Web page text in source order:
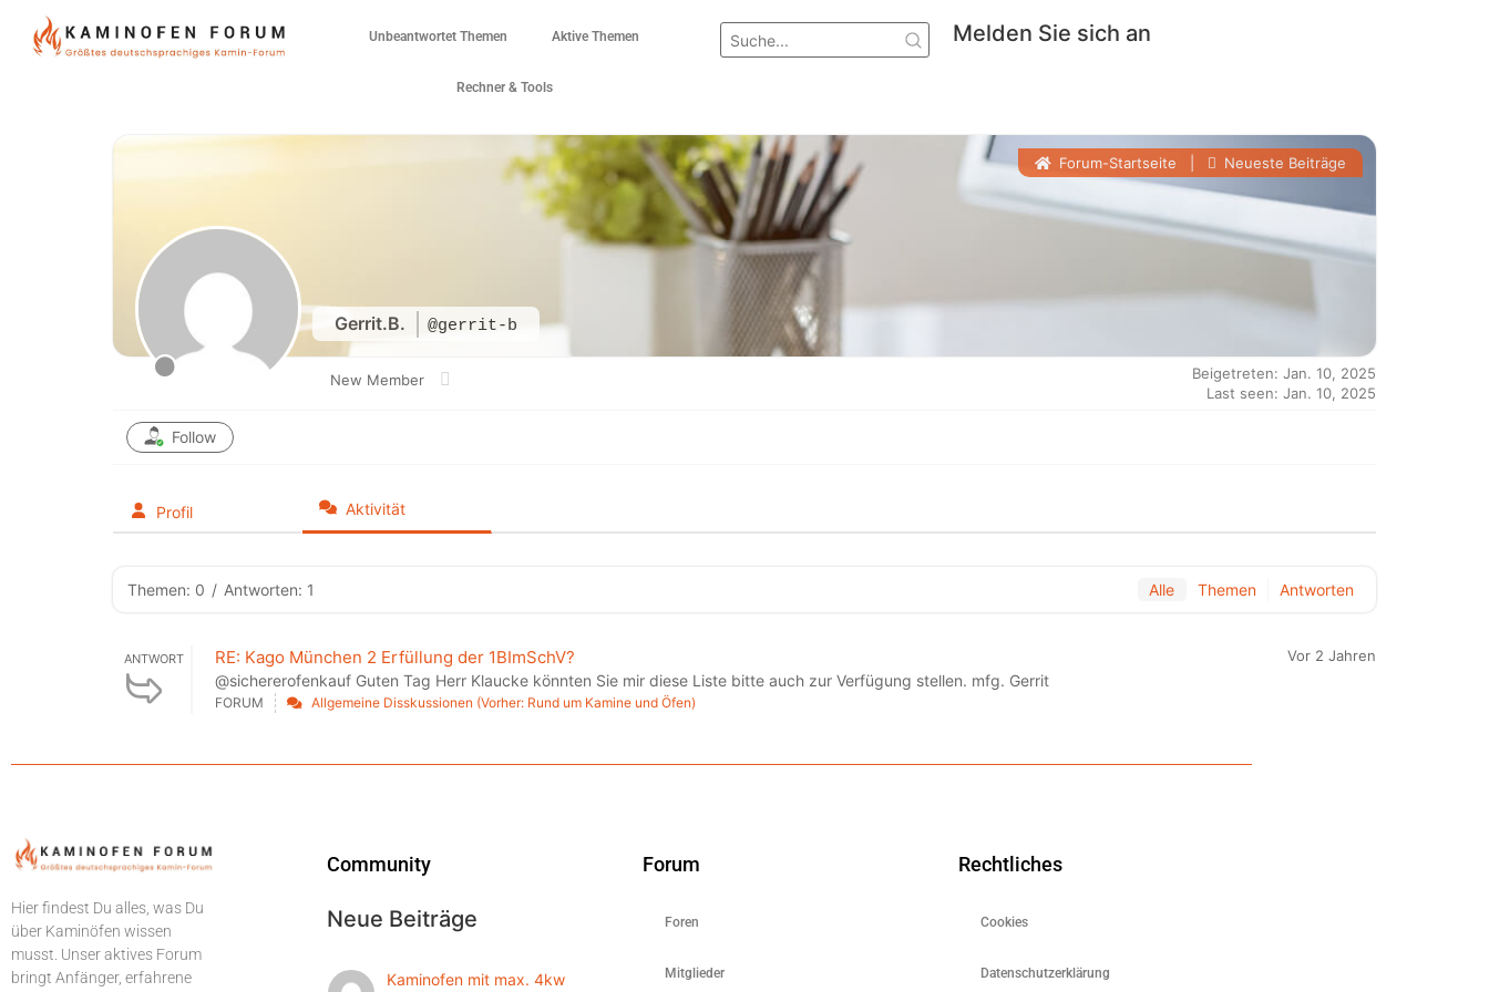
Unbeantwortet Themen Aktive Themen
Rechner & Tools
Melden Sie sich an
Gerrit.B. @gerrit-b
Forum-Startseite Neueste Beiträge
New Member
Beigetreten: Jan. 10, 2025
Last seen: Jan. 10, 2025
Follow
Profil Aktivität
Themen: 0 / Antworten: 1 Alle Themen Antworten
ANTWORT RE: Kago München 2 Erfüllung der 1BImSchV?
@sichererofenkauf Guten Tag Herr Klaucke könnten Sie mir diese Liste bitte auch zur Verfügung stellen. mfg. Gerrit
Vor 2 Jahren
FORUM Allgemeine Disskussionen (Vorher: Rund um Kamine und Öfen)
Hier findest Du alles, was Du
über Kaminöfen wissen
musst. Unser aktives Forum
bringt Anfänger, erfahrene
Community
Neue Beiträge
Kaminofen mit max. 4kw
Forum
Foren
Mitglieder
Rechtliches
Cookies
Datenschutzerklärung